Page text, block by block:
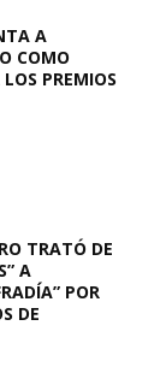
A
COMO
PREMIOS
TRATÓ DE
A
POR
DE